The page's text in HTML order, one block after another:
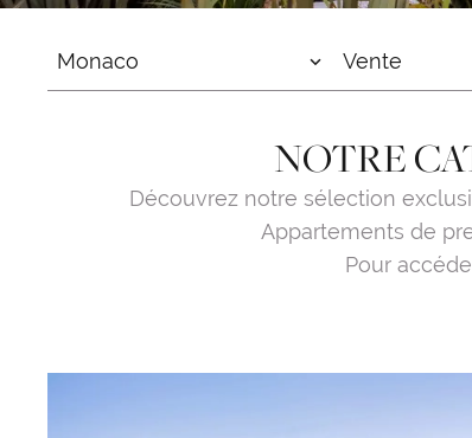
Monaco Vente
NOTRE
Découvrez notre sélection
Appartements de
Pour